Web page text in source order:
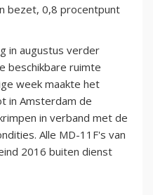
bezet, 0,8 procentpunt
in augustus verder
beschikbare ruimte
week maakte het
in Amsterdam de
in verband met de
Alle MD-11F's van
2016 buiten dienst